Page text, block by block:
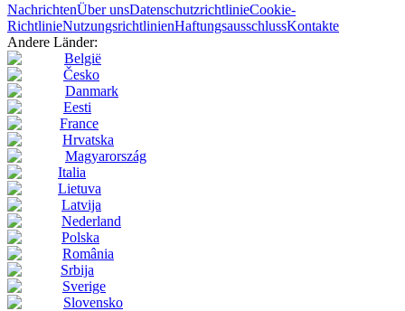
NachrichtenÜber unsDatenschutzrichtlinieCookie-
RichtlinieNutzungsrichtlinienHaftungsausschlussKontakte
Andere Länder:
België
Česko
Danmark
Eesti
France
Hrvatska
Magyarország
Italia
Lietuva
Latvija
Nederland
Polska
România
Srbija
Sverige
Slovensko